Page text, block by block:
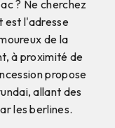
? Ne cherchez
est l'adresse
de la
à proximité de
propose
allant des
les berlines.